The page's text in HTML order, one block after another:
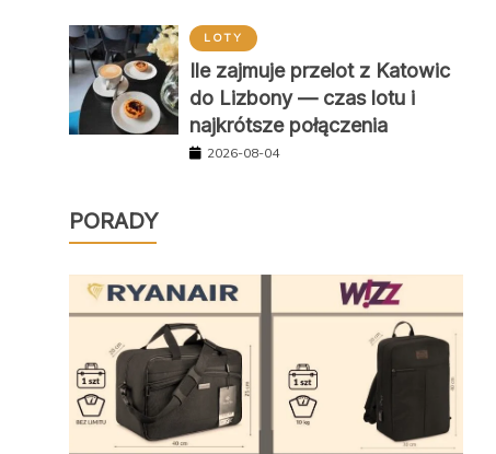
LOTY
Ile zajmuje przelot z Katowic
do Lizbony — czas lotu i
najkrótsze połączenia
2026-08-04
PORADY